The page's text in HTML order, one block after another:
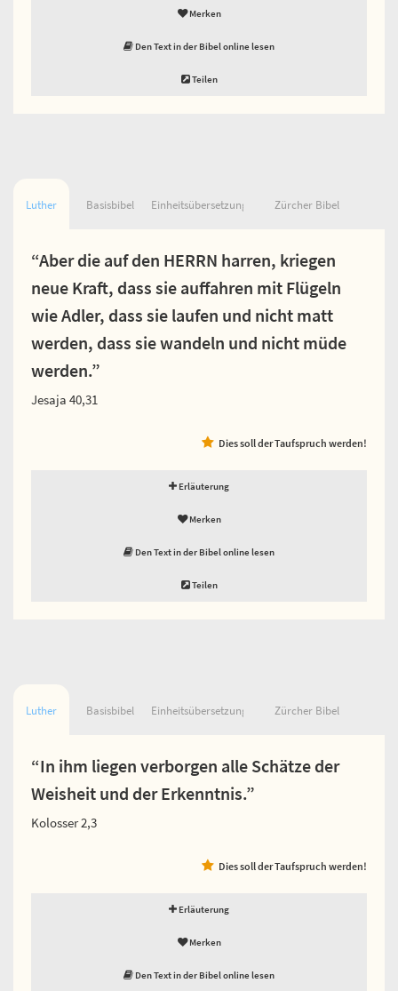
Merken
Den Text in der Bibel online lesen
Teilen
Luther Basisbibel Einheitsübersetzung Zürcher Bibel
“Aber die auf den HERRN harren, kriegen
neue Kraft, dass sie auffahren mit Flügeln
wie Adler, dass sie laufen und nicht matt
werden, dass sie wandeln und nicht müde
werden.”
Jesaja 40,31
Dies soll der Taufspruch werden!
Erläuterung
Merken
Den Text in der Bibel online lesen
Teilen
Luther Basisbibel Einheitsübersetzung Zürcher Bibel
“In ihm liegen verborgen alle Schätze der
Weisheit und der Erkenntnis.”
Kolosser 2,3
Dies soll der Taufspruch werden!
Erläuterung
Merken
Den Text in der Bibel online lesen